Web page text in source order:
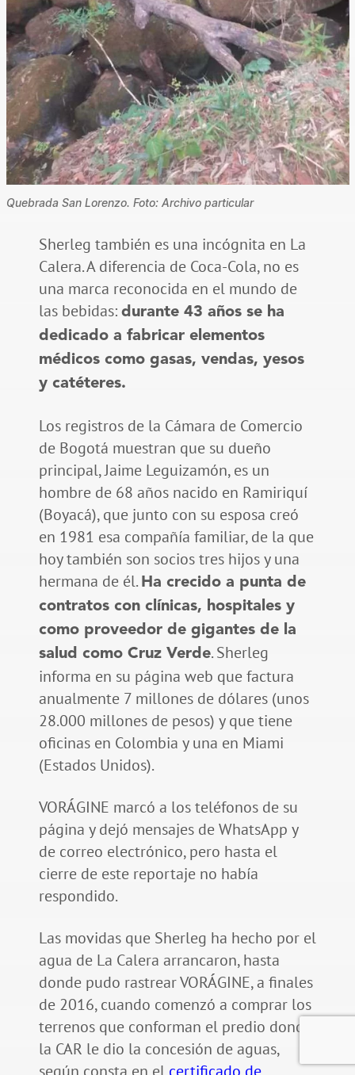
Quebrada San Lorenzo. Foto: Archivo particular
Sherleg también es una incógnita en La
Calera. A diferencia de Coca-Cola, no es
una marca reconocida en el mundo de
las bebidas: durante 43 años se ha
dedicado a fabricar elementos
médicos como gasas, vendas, yesos
y catéteres.
Los registros de la Cámara de Comercio
de Bogotá muestran que su dueño
principal, Jaime Leguizamón, es un
hombre de 68 años nacido en Ramiriquí
(Boyacá), que junto con su esposa creó
en 1981 esa compañía familiar, de la que
hoy también son socios tres hijos y una
hermana de él. Ha crecido a punta de
contratos con clínicas, hospitales y
como proveedor de gigantes de la
salud como Cruz Verde. Sherleg
informa en su página web que factura
anualmente 7 millones de dólares (unos
28.000 millones de pesos) y que tiene
oficinas en Colombia y una en Miami
(Estados Unidos).
VORÁGINE marcó a los teléfonos de su
página y dejó mensajes de WhatsApp y
de correo electrónico, pero hasta el
cierre de este reportaje no había
respondido.
Las movidas que Sherleg ha hecho por el
agua de La Calera arrancaron, hasta
donde pudo rastrear VORÁGINE, a finales
de 2016, cuando comenzó a comprar los
terrenos que conforman el predio donde
la CAR le dio la concesión de aguas,
según consta en el certificado de